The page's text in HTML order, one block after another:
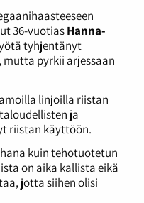
36-vuotiasHanna-
tyhjentänyt
pyrkii arjessaan
linjoilla riistan
ja
riistan käyttöön.
kuin tehotuotetun
on aika kallista eikä
jotta siihen olisi